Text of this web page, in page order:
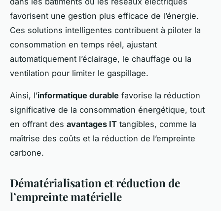
favorisent une gestion plus efficace de l’énergie.
Ces solutions intelligentes contribuent à piloter la
consommation en temps réel, ajustant
automatiquement l’éclairage, le chauffage ou la
ventilation pour limiter le gaspillage.
Ainsi, l’informatique durable favorise la réduction
significative de la consommation énergétique, tout
en offrant des avantages IT tangibles, comme la
maîtrise des coûts et la réduction de l’empreinte
carbone.
Dématérialisation et réduction de
l’empreinte matérielle